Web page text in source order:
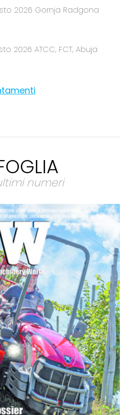
2026 Gornja Radgona
2026 ATCC, FCT, Abuja
numeri